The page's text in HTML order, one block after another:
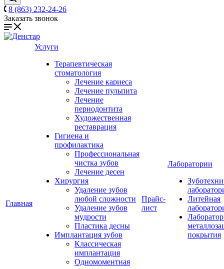
8 (863) 232-24-26
Заказать звонок
Главная
Услуги
Терапевтическая
стоматология
Лечение кариеса
Лечение пульпита
Лечение
периодонтита
Художественная
реставрация
Гигиена и
профилактика
Профессиональная
чистка зубов
Лечение десен
Хирургия
Удаление зубов
любой сложности
Удаление зубов
мудрости
Пластика десны
Имплантация зубов
Классическая
имплантация
Одномоментная
Прайс-
лист
Лаборатории
Литейная
покрытия